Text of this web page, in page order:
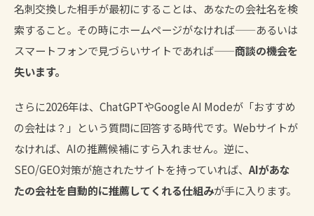
名刺交換した相手が最初にすることは、あなたの会社名を検
索すること。その時にホームページがなければ——あるいは
スマートフォンで見づらいサイトであれば——商談の機会を
失います。
さらに2026年は、ChatGPTやGoogle AI Modeが「おすすめ
の会社は？」という質問に回答する時代です。Webサイトが
なければ、AIの推薦候補にすら入れません。逆に、
SEO/GEO対策が施されたサイトを持っていれば、 AIがあな
たの会社を自動的に推薦してくれる仕組みが手に入ります。